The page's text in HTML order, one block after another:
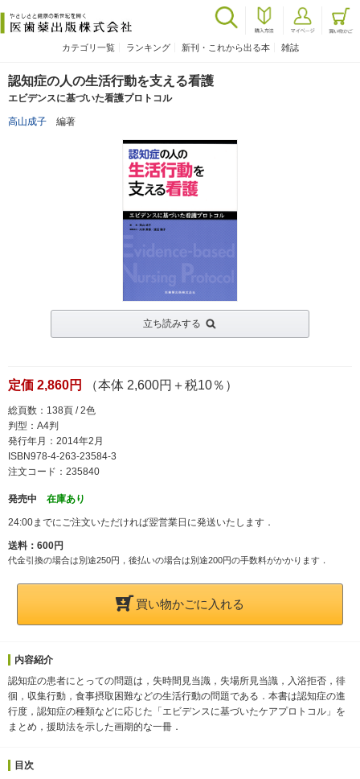
カテゴリ一覧 ランキング 新刊・これから出る本 雑誌
認知症の人の生活行動を支える看護
エビデンスに基づいた看護プロトコル
高山成子 編著
立ち読みする
定価 2,860円 （本体 2,600円＋税10％）
総頁数：138頁 / 2色
判型：A4判
発行年月：2014年2月
ISBN978-4-263-23584-3
注文コード：235840
発売中 在庫あり
24:00までにご注文いただければ翌営業日に発送いたします．
送料：600円
代金引換の場合は別途250円，後払いの場合は別途200円の手数料がかかります．
買い物かごに入れる
内容紹介
認知症の患者にとっての問題は，失時間見当識，失場所見当識，入浴拒否，徘
徊，収集行動，食事摂取困難などの生活行動の問題である．本書は認知症の進
行度，認知症の種類などに応じた「エビデンスに基づいたケアプロトコル」を
まとめ，援助法を示した画期的な一冊．
目次